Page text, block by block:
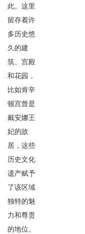
此。这里
留存着许
多历史悠
久的建
筑、宫殿
和花园，
比如肯辛
顿宫曾是
戴安娜王
妃的故
居，这些
历史文化
遗产赋予
了该区域
独特的魅
力和尊贵
的地位。